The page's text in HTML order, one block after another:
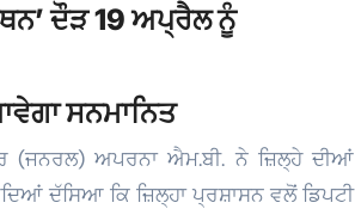
ਦੌੜ 19 ਅਪ੍ਰੈਲ ਨੂੰ
ਸਨਮਾਨਿਤ
(ਜਨਰਲ) ਅਪਰਨਾ ਐਮ.ਬੀ. ਨੇ ਜ਼ਿਲ੍ਹੇ ਦੀਆਂ
ਦੱਸਿਆ ਕਿ ਜ਼ਿਲ੍ਹਾ ਪ੍ਰਸ਼ਾਸਨ ਵਲੋਂ ਡਿਪਟੀ